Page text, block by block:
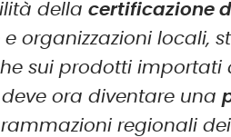
dellacertificazione
organizzazioni locali,
sui prodotti importati
ora diventare una
regionali